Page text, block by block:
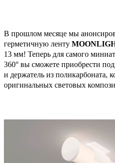
В прошлом месяце мы
герметичную ленту
13 мм! Теперь для самого
360° вы сможете приобрести
и держатель из поликарбоната,
оригинальных световых